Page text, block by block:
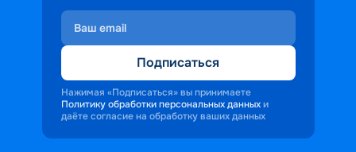
Подписаться
Нажимая «Подписаться» вы принимаете
Политику обработки персональных данных и
даёте согласие на обработку ваших данных